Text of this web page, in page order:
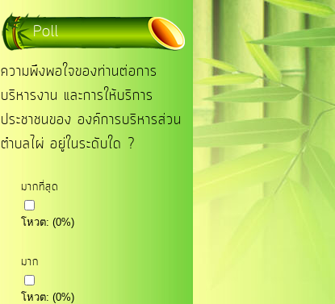
Poll
ความพึงพอใจของท่านต่อการ
บริหารงาน และการให้บริการ
ประชาชนของ องค์การบริหารส่วน
ตำบลไผ่ อยู่ในระดับใด ?
มากที่สุด
โหวต: (0%)
มาก
โหวต: (0%)